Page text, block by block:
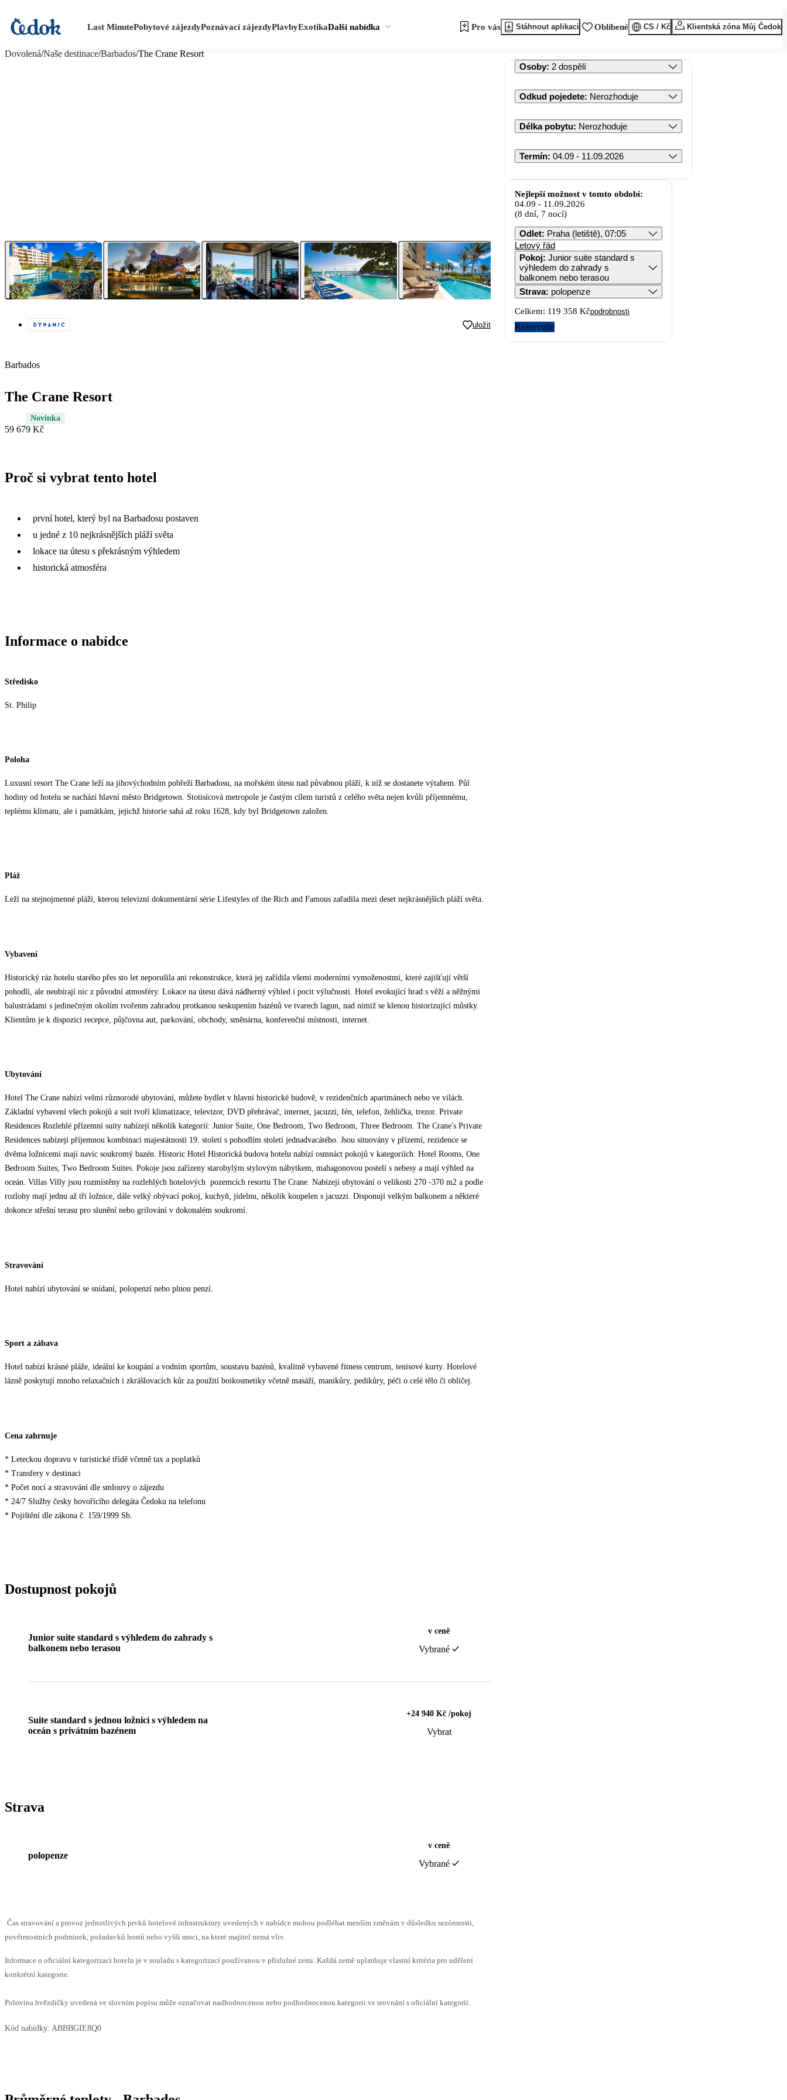
Last MinutePobytové zájezdyPoznávací zájezdyPlavbyExotikaDalší nabídka Pro vás Stáhnout aplikaci Oblíbené CS / Kč Klientská zóna Můj Čedok
Dovolená/Naše destinace/Barbados/The Crane Resort
uložit
Barbados
The Crane Resort
Novinka
59 679 Kč
Proč si vybrat tento hotel
první hotel, který byl na Barbadosu postaven
u jedné z 10 nejkrásnějších pláží světa
lokace na útesu s překrásným výhledem
historická atmosféra
Informace o nabídce
Středisko
St. Philip
Poloha
Luxusní resort The Crane leží na jihovýchodním pobřeží Barbadosu, na mořském útesu nad půvabnou pláží, k níž se dostanete výtahem. Půl
hodiny od hotelu se nachází hlavní město Bridgetown. Stotisícová metropole je častým cílem turistů z celého světa nejen kvůli příjemnému,
teplému klimatu, ale i památkám, jejichž historie sahá až roku 1628, kdy byl Bridgetown založen.
Pláž
Leží na stejnojmenné pláži, kterou televizní dokumentární série Lifestyles of the Rich and Famous zařadila mezi deset nejkrásnějších pláží světa.
Vybavení
Historický ráz hotelu starého přes sto let neporušila ani rekonstrukce, která jej zařídila všemi moderními vymoženostmi, které zajišťují větší
pohodlí, ale neubírají nic z původní atmosféry. Lokace na útesu dává nádherný výhled i pocit výlučnosti. Hotel evokující hrad s věží a něžnými
balustrádami s jedinečným okolím tvořenm zahradou protkanou seskupením bazénů ve tvarech lagun, nad nimiž se klenou historizující můstky.
Klientům je k dispozici recepce, půjčovna aut, parkování, obchody, směnárna, konferenční místnosti, internet.
Ubytování
Hotel The Crane nabízí velmi různorodé ubytování, můžete bydlet v hlavní historické budově, v rezidenčních apartmánech nebo ve vilách.
Základní vybavení všech pokojů a suit tvoří klimatizace, televizor, DVD přehrávač, internet, jacuzzi, fén, telefon, žehlička, trezor. Private
Residences Rozlehlé přízemní suity nabízejí několik kategorií: Junior Suite, One Bedroom, Two Bedroom, Three Bedroom. The Crane's Private
Residences nabízejí příjemnou kombinaci majestátnosti 19. století s pohodlím století jednadvacátého. Jsou situovány v přízemí, rezidence se
dvěma ložnicemi mají navíc soukromý bazén. Historic Hotel Historická budova hotelu nabízí osmnáct pokojů v kategoriích: Hotel Rooms, One
Bedroom Suites, Two Bedroom Suites. Pokoje jsou zařízeny starobylým stylovým nábytkem, mahagonovou postelí s nebesy a mají výhled na
oceán. Villas Villy jsou rozmístěny na rozlehlých hotelových pozemcích resortu The Crane. Nabízejí ubytování o velikosti 270 -370 m2 a podle
rozlohy mají jednu až tři ložnice, dále velký obývací pokoj, kuchyň, jídelnu, několik koupelen s jacuzzi. Disponují velkým balkonem a některé
dokonce střešní terasu pro slunění nebo grilování v dokonalém soukromí.
Stravování
Hotel nabízí ubytování se snídaní, polopenzí nebo plnou penzí.
Sport a zábava
Hotel nabízí krásné pláže, ideální ke koupání a vodním sportům, soustavu bazénů, kvalitně vybavené fitness centrum, tenisové kurty. Hotelové
lázně poskytují mnoho relaxačních i zkrášlovacích kůr za použití boikosmetiky včetně masáží, manikůry, pedikůry, péči o celé tělo či obličej.
Cena zahrnuje
* Leteckou dopravu v turistické třídě včetně tax a poplatků
* Transfery v destinaci
* Počet nocí a stravování dle smlouvy o zájezdu
* 24/7 Služby česky hovořícího delegáta Čedoku na telefonu
* Pojištění dle zákona č. 159/1999 Sb.
Dostupnost pokojů
Junior suite standard s výhledem do zahrady s
balkonem nebo terasou
v ceně
Vybrané
Suite standard s jednou ložnicí s výhledem na
oceán s privátním bazénem
+24 940 Kč /pokoj
Vybrat
Strava
polopenze
v ceně
Vybrané
Čas stravování a provoz jednotlivých prvků hotelové infrastruktury uvedených v nabídce mohou podléhat menším změnám v důsledku sezónnosti,
povětrnostních podmínek, požadavků hostů nebo vyšší moci, na které majitel nemá vliv.
Informace o oficiální kategorizaci hotelu je v souladu s kategorizací používanou v příslušné zemi. Každá země uplatňuje vlastní kritéria pro udělení
konkrétní kategorie.
Polovina hvězdičky uvedená ve slovním popisu může označovat nadhodnocenou nebo podhodnocenou kategorii ve srovnání s oficiální kategorií.
Kód nabídky: ABBBGIE8Q0
Osoby: 2 dospělí
Odkud pojedete: Nerozhoduje
Délka pobytu: Nerozhoduje
Termín: 04.09 - 11.09.2026
Nejlepší možnost v tomto období:
04.09 - 11.09.2026
(8 dní, 7 nocí)
Odlet: Praha (letiště), 07:05
Letový řád
Pokoj: Junior suite standard s
výhledem do zahrady s
balkonem nebo terasou
Strava: polopenze
Celkem: 119 358 Kčpodrobnosti
Rezervujte